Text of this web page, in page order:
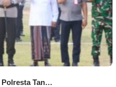
Polresta Tan…